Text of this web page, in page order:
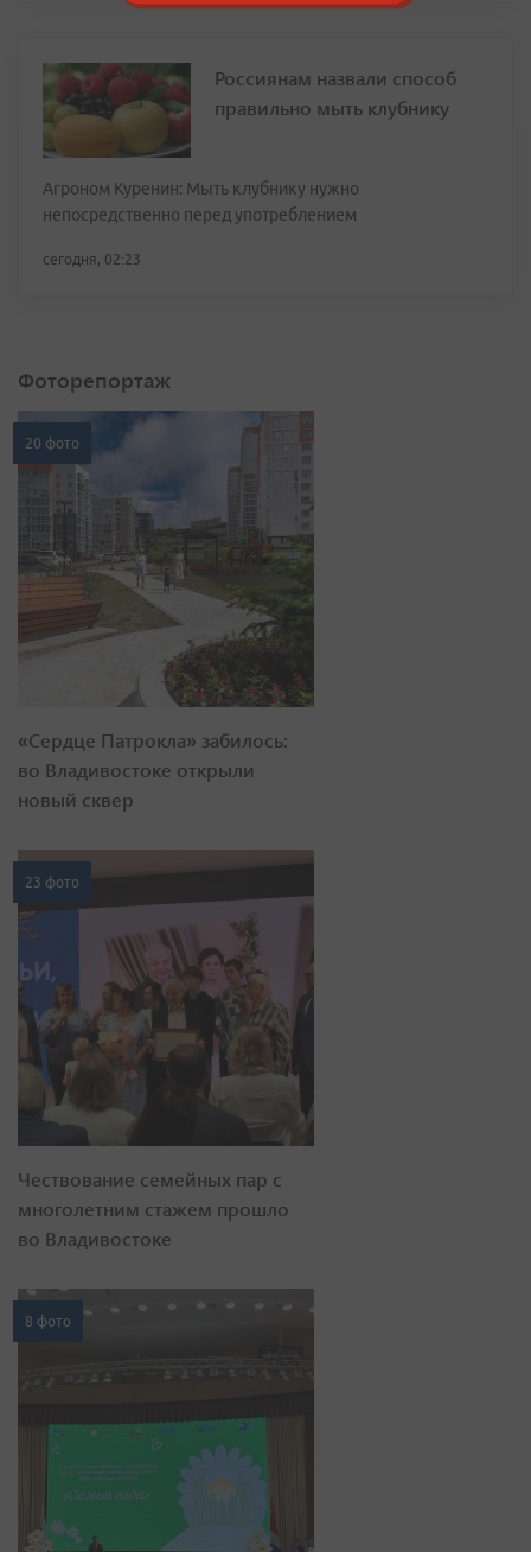
Россиянам назвали способ
правильно мыть клубнику
Агроном Куренин: Мыть клубнику нужно
непосредственно перед употреблением
сегодня, 02:23
Фоторепортаж
20 фото
«Сердце Патрокла» забилось:
во Владивостоке открыли
новый сквер
23 фото
Чествование семейных пар с
многолетним стажем прошло
во Владивостоке
8 фото